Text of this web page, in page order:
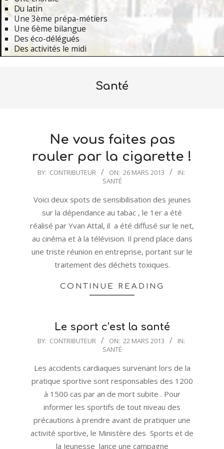
Du latin
Une 3ème prépa-métiers
Une 6ème bilangue
Des éco-délégués
Des activités le midi
Santé
Ne vous faites pas
rouler par la cigarette !
2013-
26
BY: CONTRIBUTEUR ON: 26 MARS 2013
IN:
SANTÉ
Voici deux spots de sensibilisation des jeunes
sur la dépendance au tabac , le 1er a été
réalisé par Yvan Attal, il a été diffusé sur le net,
au cinéma et à la télévision. Il prend place dans
une triste réunion en entreprise, portant sur le
traitement des déchets toxiques.
CONTINUE READING
Le sport c’est la santé
2013-
22
BY: CONTRIBUTEUR ON: 22 MARS 2013
IN:
SANTÉ
Les accidents cardiaques survenant lors de la
pratique sportive sont responsables des 1200
à 1500 cas par an de mort subite . Pour
informer les sportifs de tout niveau des
précautions à prendre avant de pratiquer une
activité sportive, le Ministère des Sports et de
la Jeunesse lance une campagne